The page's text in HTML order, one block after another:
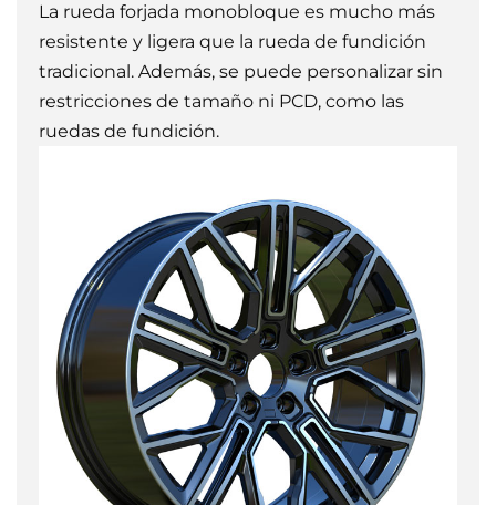
La rueda forjada monobloque es mucho más
resistente y ligera que la rueda de fundición
tradicional. Además, se puede personalizar sin
restricciones de tamaño ni PCD, como las
ruedas de fundición.